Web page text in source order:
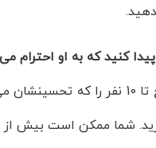
کنید که به او احترام
لیستی از پنج تا 10 نفر
شما ممکن است بیش از